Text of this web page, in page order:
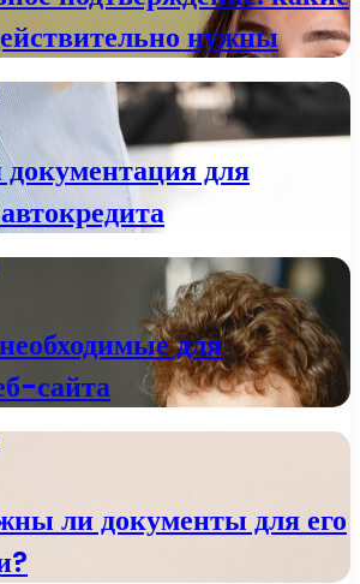
нужны
для
для
сайта
ли документы для его